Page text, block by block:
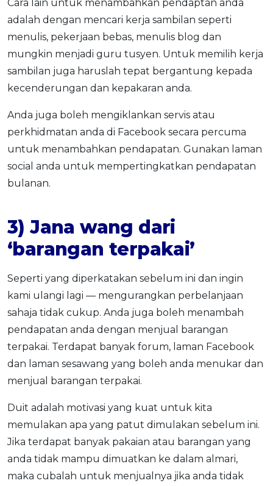
Cara lain untuk menambahkan pendaptan anda
adalah dengan mencari kerja sambilan seperti
menulis, pekerjaan bebas, menulis blog dan
mungkin menjadi guru tusyen. Untuk memilih kerja
sambilan juga haruslah tepat bergantung kepada
kecenderungan dan kepakaran anda.
Anda juga boleh mengiklankan servis atau
perkhidmatan anda di Facebook secara percuma
untuk menambahkan pendapatan. Gunakan laman
social anda untuk mempertingkatkan pendapatan
bulanan.
3) Jana wang dari
‘barangan terpakai’
Seperti yang diperkatakan sebelum ini dan ingin
kami ulangi lagi — mengurangkan perbelanjaan
sahaja tidak cukup. Anda juga boleh menambah
pendapatan anda dengan menjual barangan
terpakai. Terdapat banyak forum, laman Facebook
dan laman sesawang yang boleh anda menukar dan
menjual barangan terpakai.
Duit adalah motivasi yang kuat untuk kita
memulakan apa yang patut dimulakan sebelum ini.
Jika terdapat banyak pakaian atau barangan yang
anda tidak mampu dimuatkan ke dalam almari,
maka cubalah untuk menjualnya jika anda tidak